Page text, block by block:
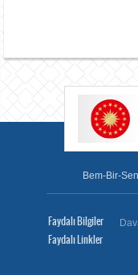
Bem-Bir-
Faydalı Bilgiler
Faydalı Linkler